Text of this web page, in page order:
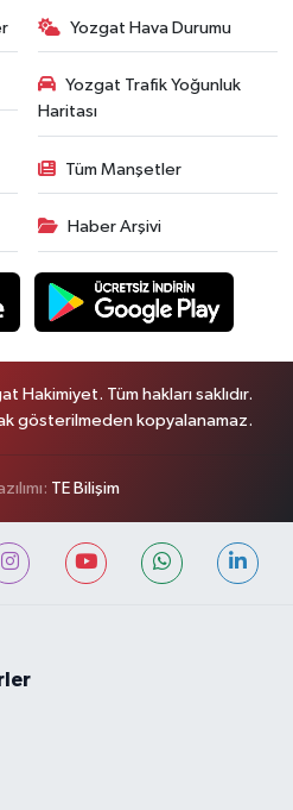
Yozgat Hava Durumu
Yozgat Trafik Yoğunluk
Haritası
Tüm Manşetler
Haber Arşivi
Hakimiyet. Tüm hakları saklıdır.
gösterilmeden kopyalanamaz.
TE Bilişim